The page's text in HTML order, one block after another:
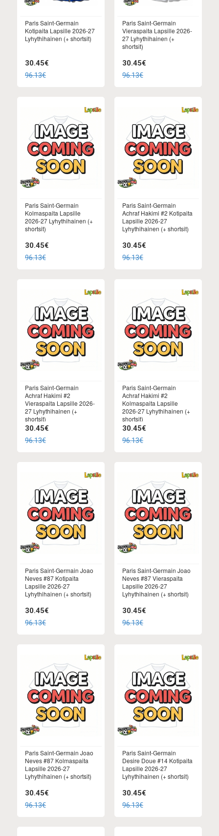
Paris Saint-Germain
Kotipaita Lapsille 2026-27
Lyhythihainen (+ shortsit)
30.45€
96.13€
Paris Saint-Germain
Vieraspaita Lapsille 2026-
27 Lyhythihainen (+
shortsit)
30.45€
96.13€
Paris Saint-Germain
Kolmaspaita Lapsille
2026-27 Lyhythihainen (+
shortsit)
30.45€
96.13€
Paris Saint-Germain
Achraf Hakimi #2 Kotipaita
Lapsille 2026-27
Lyhythihainen (+ shortsit)
30.45€
96.13€
Paris Saint-Germain
Achraf Hakimi #2
Vieraspaita Lapsille 2026-
27 Lyhythihainen (+
shortsit)
30.45€
96.13€
Paris Saint-Germain
Achraf Hakimi #2
Kolmaspaita Lapsille
2026-27 Lyhythihainen (+
shortsit)
30.45€
96.13€
Paris Saint-Germain Joao
Neves #87 Kotipaita
Lapsille 2026-27
Lyhythihainen (+ shortsit)
30.45€
96.13€
Paris Saint-Germain Joao
Neves #87 Vieraspaita
Lapsille 2026-27
Lyhythihainen (+ shortsit)
30.45€
96.13€
Paris Saint-Germain Joao
Neves #87 Kolmaspaita
Lapsille 2026-27
Lyhythihainen (+ shortsit)
30.45€
96.13€
Paris Saint-Germain
Desire Doue #14 Kotipaita
Lapsille 2026-27
Lyhythihainen (+ shortsit)
30.45€
96.13€